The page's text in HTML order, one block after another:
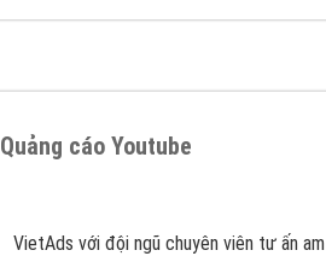
Quảng cáo Youtube
VietAds với đội ngũ chuyên viên tư ấn am